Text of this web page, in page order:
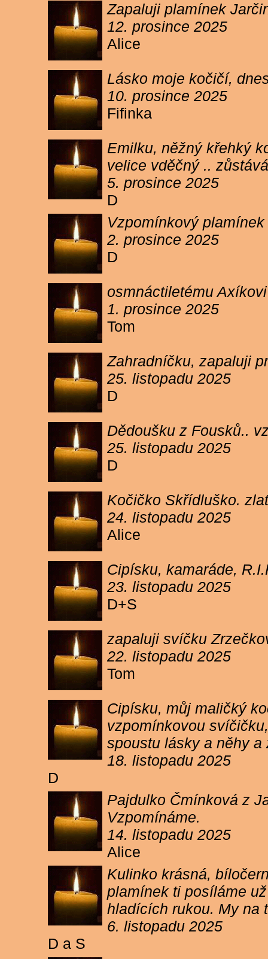
Zapaluji plamínek
12. prosince 2025
Alice
Lásko moje kočičí,
10. prosince 2025
Fifinka
Emilku, něžný křehký
velice vděčný ..
5. prosince 2025
D
Vzpomínkový
2. prosince 2025
D
osmnáctiletému
1. prosince 2025
Tom
Zahradníčku, zapaluji
25. listopadu 2025
D
Dědoušku z Fousků..
25. listopadu 2025
D
Kočičko Skřídluško.
24. listopadu 2025
Alice
Cipísku, kamaráde,
23. listopadu 2025
D+S
zapaluji svíčku
22. listopadu 2025
Tom
Cipísku, můj maličký
vzpomínkovou
spoustu lásky a něhy
18. listopadu 2025
D
Pajdulko Čmínková z
Vzpomínáme.
14. listopadu 2025
Alice
Kulinko krásná,
plamínek ti posíláme
hladících rukou. My na
6. listopadu 2025
D a S